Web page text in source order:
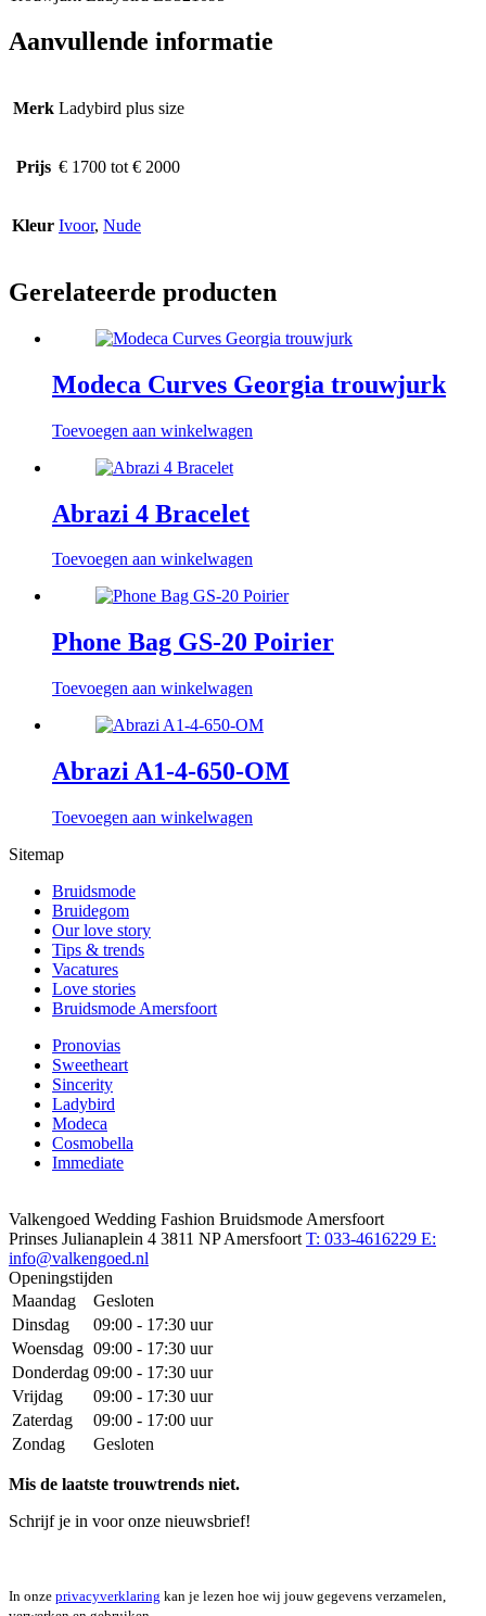
Aanvullende informatie
Merk Ladybird plus size
Prijs € 1700 tot € 2000
Kleur Ivoor, Nude
Gerelateerde producten
Modeca Curves Georgia trouwjurk
Toevoegen aan winkelwagen
Abrazi 4 Bracelet
Toevoegen aan winkelwagen
Phone Bag GS-20 Poirier
Toevoegen aan winkelwagen
Abrazi A1-4-650-OM
Toevoegen aan winkelwagen
Sitemap
Bruidsmode
Bruidegom
Our love story
Tips & trends
Vacatures
Love stories
Bruidsmode Amersfoort
Pronovias
Sweetheart
Sincerity
Ladybird
Modeca
Cosmobella
Immediate
Valkengoed Wedding Fashion Bruidsmode Amersfoort
Prinses Julianaplein 4 3811 NP Amersfoort T: 033-4616229 E:
info@valkengoed.nl
Openingstijden
Maandag
Gesloten
Dinsdag
09:00 - 17:30 uur
Woensdag 09:00 - 17:30 uur
Donderdag 09:00 - 17:30 uur
Vrijdag
09:00 - 17:30 uur
Zaterdag
09:00 - 17:00 uur
Zondag
Gesloten
Mis de laatste trouwtrends niet.
Schrijf je in voor onze nieuwsbrief!
In onze privacyverklaring kan je lezen hoe wij jouw gegevens verzamelen,